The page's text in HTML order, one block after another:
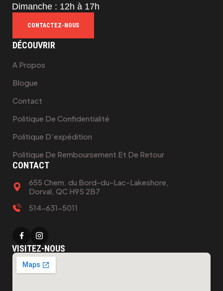
Dimanche : 12h à 17h
CONTACTEZ-NOUS
DÉCOUVRIR
A Propos
Blogue
Contact
Politique De Confidentialité
Politique D’expédition
Politique De Remboursement Et De Retour
CONTACT
655 Chem. du Bord-du-Lac-Lakeshore,
Dorval, QC H9S 2B7
514-631-5011
VISITEZ-NOUS